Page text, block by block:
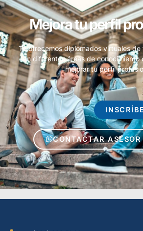
Mejora tu perfil
Te ofrecemos diplomados virtuales
en diferentes áreas de conocimiento
mejorar tu perfil
CONTACTAR ASESOR